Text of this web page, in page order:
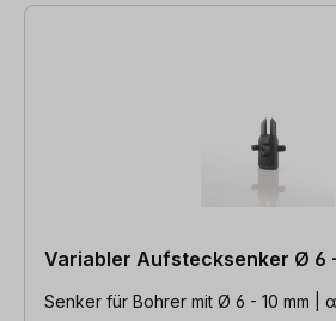
Variabler Aufstecksenker Ø 6
Senker für Bohrer mit Ø 6 - 10 mm |